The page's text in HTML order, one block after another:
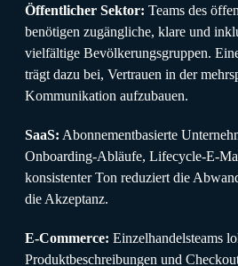
Öffentlicher Sektor: Teams des
benötigen zugängliche, klare und
vielfältige Bevölkerungsgruppen.
trägt dazu bei, Vertrauen in der
Kommunikation aufzubauen.
SaaS: Abonnementbasierte
Onboarding-Abläufe, Lifecycle-E-
konsistenter Ton reduziert die
die Akzeptanz.
E-Commerce: Einzelhandelsteams
Produktbeschreibungen und